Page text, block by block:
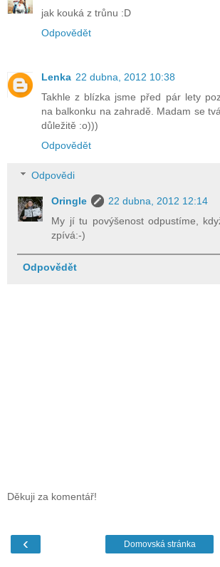
jak kouká z trůnu :D
Odpovědět
Lenka 22 dubna, 2012 10:38
Takhle z blízka jsme před pár lety
na balkonku na zahradě. Madam se
důležitě :o)))
Odpovědět
Odpovědi
Oringle
22 dubna, 2012 12:14
My jí tu povýšenost odpustíme,
zpívá:-)
Odpovědět
Děkuji za komentář!
‹ Domovská stránka